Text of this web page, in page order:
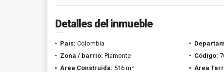
Detalles del inmueble
País: Colombia
Zona / barrio: Piamonte Código:
Área Construida: 516 m² Área